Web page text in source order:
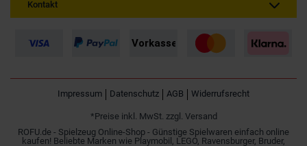
Kontakt
Impressum Datenschutz AGB Widerrufsrecht
*Preise inkl. MwSt. zzgl. Versand
ROFU.de - Spielzeug Online-Shop - Günstige Spielwaren einfach online
kaufen! Beliebte Marken wie Playmobil, LEGO, Ravensburger, Bruder,